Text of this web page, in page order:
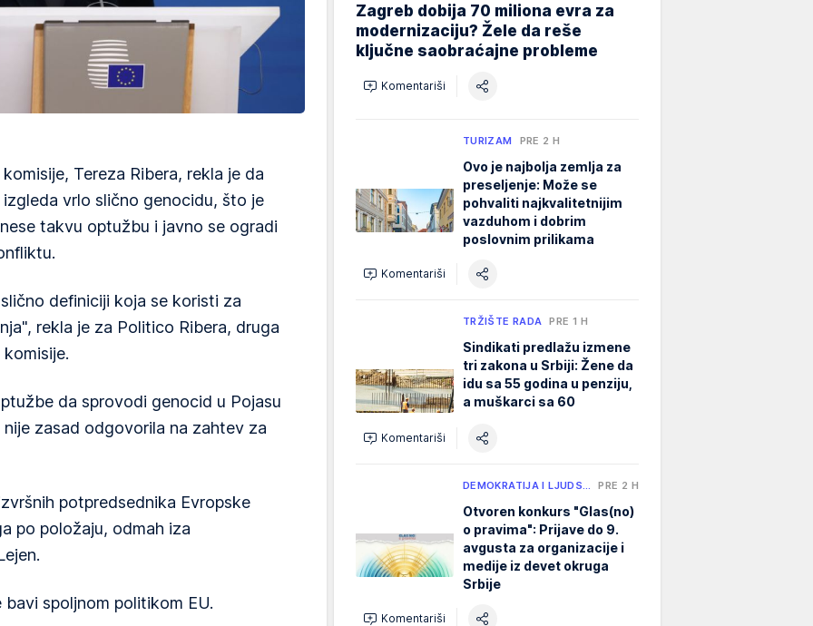
Tereza Ribera, rekla je da
izgleda vrlo slično genocidu, što je
takvu optužbu i javno se ogradi
definiciji koja se koristi za
rekla je za Politico Ribera, druga
da sprovodi genocid u Pojasu
nije zasad odgovorila na zahtev za
potpredsednika Evropske
po položaju, odmah iza
spoljnom politikom EU.
Zagreb dobija 70 miliona evra za
modernizaciju? Žele da reše
ključne saobraćajne probleme
Komentariši
TURIZAM PRE 2 H
Ovo je najbolja zemlja za
preseljenje: Može se
pohvaliti najkvalitetnijim
vazduhom i dobrim
poslovnim prilikama
Komentariši
TRŽIŠTE RADA PRE 1 H
Sindikati predlažu izmene
tri zakona u Srbiji: Žene da
idu sa 55 godina u penziju,
a muškarci sa 60
Komentariši
DEMOKRATIJA I LJUDS… PRE 2 H
Otvoren konkurs "Glas(no)
o pravima": Prijave do 9.
avgusta za organizacije i
medije iz devet okruga
Srbije
Komentariši